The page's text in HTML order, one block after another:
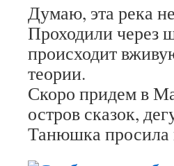
Думаю, эта река
Проходили через
происходит
теории.
Скоро придем в
остров сказок,
Танюшка просила